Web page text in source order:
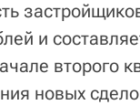
и
второго
новых